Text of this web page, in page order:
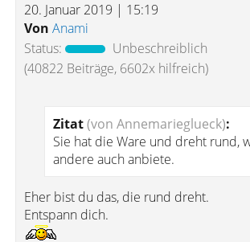
20. Januar 2019 | 15:19
Von Anami
Status:
Unbeschreiblich
(40822 Beiträge, 6602x hilfreich)
Zitat(von Annemarieglueck):
Sie hat die Ware und dreht rund,
andere auch anbiete.
Eher bist du das, die rund dreht.
Entspann dich.